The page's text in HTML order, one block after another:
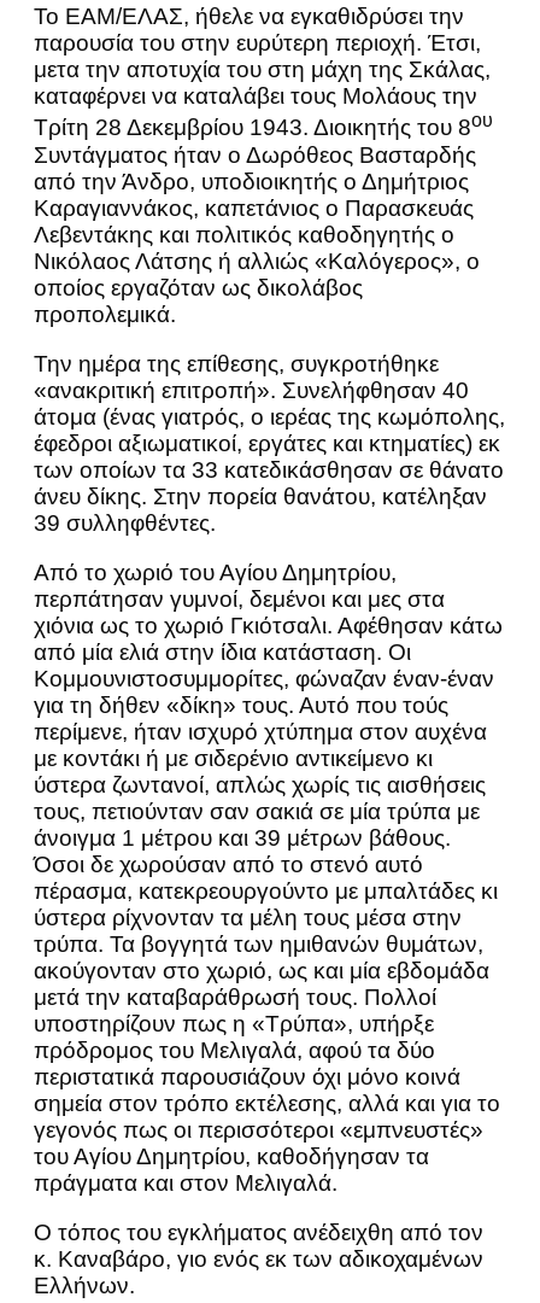
Το ΕΑΜ/ΕΛΑΣ, ήθελε να εγκαθιδρύσει την
παρουσία του στην ευρύτερη περιοχή. Έτσι,
μετα την αποτυχία του στη μάχη της Σκάλας,
καταφέρνει να καταλάβει τους Μολάους την
Τρίτη 28 Δεκεμβρίου 1943. Διοικητής του 8ου
Συντάγματος ήταν ο Δωρόθεος Βασταρδής
από την Άνδρο, υποδιοικητής ο Δημήτριος
Καραγιαννάκος, καπετάνιος ο Παρασκευάς
Λεβεντάκης και πολιτικός καθοδηγητής ο
Νικόλαος Λάτσης ή αλλιώς «Καλόγερος», ο
οποίος εργαζόταν ως δικολάβος
προπολεμικά.
Την ημέρα της επίθεσης, συγκροτήθηκε
«ανακριτική επιτροπή». Συνελήφθησαν 40
άτομα (ένας γιατρός, ο ιερέας της κωμόπολης,
έφεδροι αξιωματικοί, εργάτες και κτηματίες) εκ
των οποίων τα 33 κατεδικάσθησαν σε θάνατο
άνευ δίκης. Στην πορεία θανάτου, κατέληξαν
39 συλληφθέντες.
Από το χωριό του Αγίου Δημητρίου,
περπάτησαν γυμνοί, δεμένοι και μες στα
χιόνια ως το χωριό Γκιότσαλι. Αφέθησαν κάτω
από μία ελιά στην ίδια κατάσταση. Οι
Κομμουνιστοσυμμορίτες, φώναζαν έναν-έναν
για τη δήθεν «δίκη» τους. Αυτό που τούς
περίμενε, ήταν ισχυρό χτύπημα στον αυχένα
με κοντάκι ή με σιδερένιο αντικείμενο κι
ύστερα ζωντανοί, απλώς χωρίς τις αισθήσεις
τους, πετιούνταν σαν σακιά σε μία τρύπα με
άνοιγμα 1 μέτρου και 39 μέτρων βάθους.
Όσοι δε χωρούσαν από το στενό αυτό
πέρασμα, κατεκρεουργούντο με μπαλτάδες κι
ύστερα ρίχνονταν τα μέλη τους μέσα στην
τρύπα. Τα βογγητά των ημιθανών θυμάτων,
ακούγονταν στο χωριό, ως και μία εβδομάδα
μετά την καταβαράθρωσή τους. Πολλοί
υποστηρίζουν πως η «Τρύπα», υπήρξε
πρόδρομος του Μελιγαλά, αφού τα δύο
περιστατικά παρουσιάζουν όχι μόνο κοινά
σημεία στον τρόπο εκτέλεσης, αλλά και για το
γεγονός πως οι περισσότεροι «εμπνευστές»
του Αγίου Δημητρίου, καθοδήγησαν τα
πράγματα και στον Μελιγαλά.
Ο τόπος του εγκλήματος ανέδειχθη από τον
κ. Καναβάρο, γιο ενός εκ των αδικοχαμένων
Ελλήνων.